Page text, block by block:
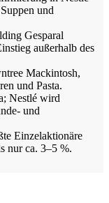
und
Gesparal
außerhalb des
Mackintosh,
und Pasta.
Nestlé wird
und
Einzelaktionäre
nur ca. 3–5 %.